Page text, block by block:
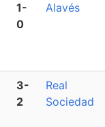
1-
0
Alavés
3-
2
Real
Sociedad